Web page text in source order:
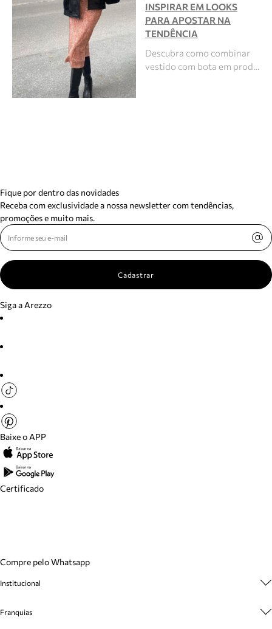
INSPIRAR EM LOOKS
PARA APOSTAR NA
TENDÊNCIA
Descubra como combinar
vestido com bota em prod…
Fique por dentro das novidades
Receba com exclusividade a nossa newsletter com tendências,
promoções e muito mais.
Cadastrar
Siga a Arezzo
Baixe o APP
Certificado
Compre pelo Whatsapp
Institucional
Cashback
Franquias